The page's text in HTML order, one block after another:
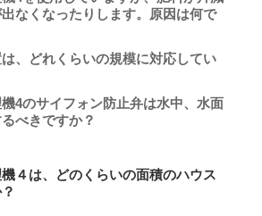
なくなったりします。原因は何で
、どれくらいの規模に対応してい
4のサイフォン防止弁は水中、水面
べきですか？
４は、どのくらいの面積のハウス